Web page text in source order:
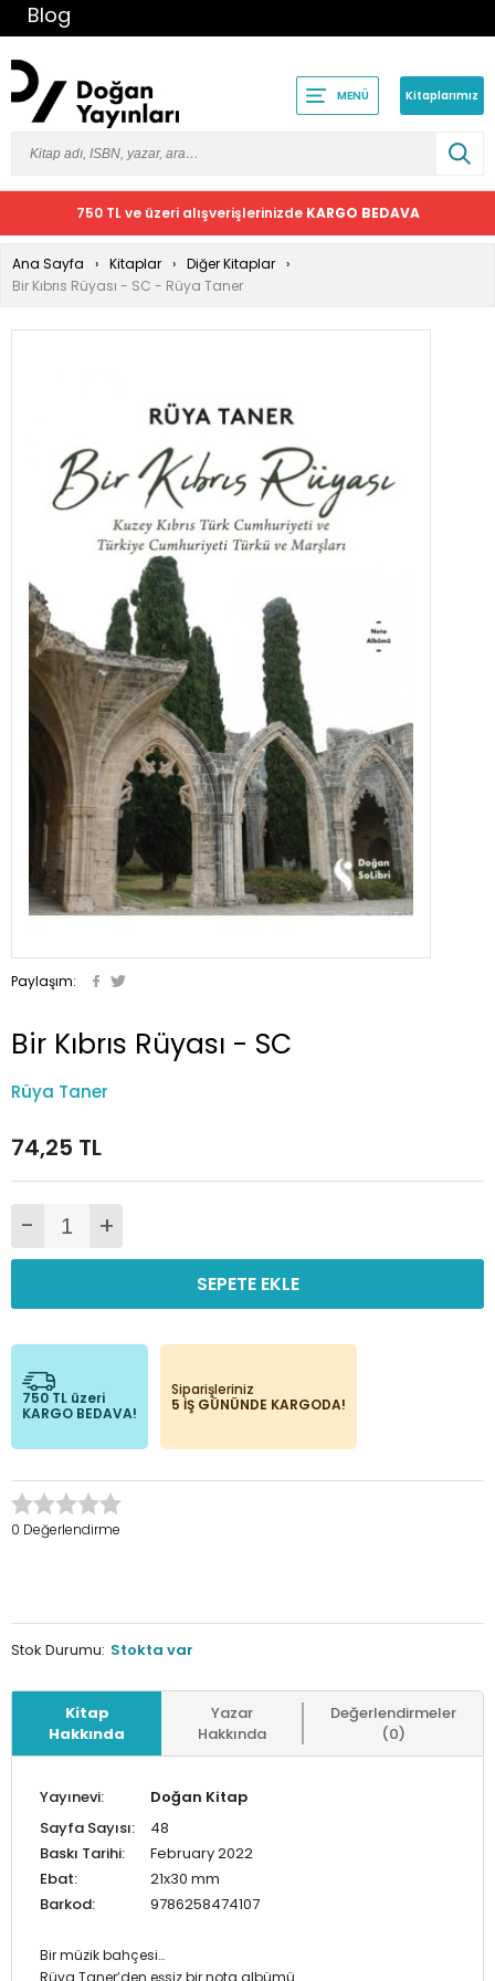
Blog
MENÜ Kitaplarımız
750 TL ve üzeri alışverişlerinizde KARGO BEDAVA
Ana Sayfa Kitaplar
Diğer Kitaplar
Bir Kıbrıs Rüyası - SC - Rüya Taner
Paylaşım:
Bir Kıbrıs Rüyası - SC
Rüya Taner
74,25 TL
- +
SEPETE EKLE
750 TL üzeri
KARGO BEDAVA!
Siparişleriniz
5 İŞ GÜNÜNDE KARGODA!
0 Değerlendirme
Stok Durumu: Stokta var
Kitap
Hakkında
Yazar
Hakkında
Değerlendirmeler
(0)
Yayınevi:
Doğan Kitap
Sayfa Sayısı:
48
Baskı Tarihi:
February 2022
Ebat:
21x30 mm
Barkod:
9786258474107
Bir müzik bahçesi…